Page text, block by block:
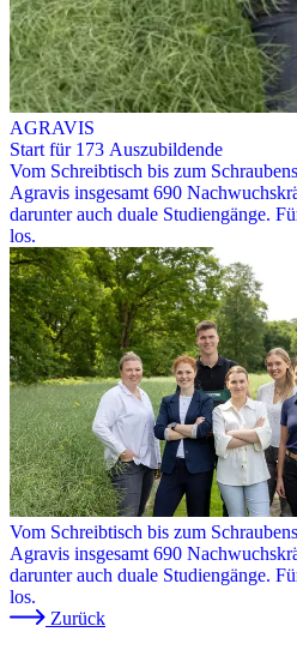
AGRAVIS
Start für 173 Auszubildende
Vom Schreibtisch bis zum
Agravis insgesamt 690
darunter auch duale Studiengänge.
los.
Vom Schreibtisch bis zum
Agravis insgesamt 690
darunter auch duale Studiengänge.
los.
Zurück